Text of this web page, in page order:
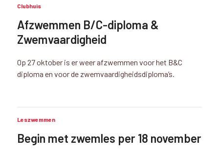
Clubhuis
Afzwemmen B/C-diploma &
Zwemvaardigheid
Op 27 oktober is er weer afzwemmen voor het B&C
diploma en voor de zwemvaardigheidsdiploma’s.
Leszwemmen
Begin met zwemles per 18 november